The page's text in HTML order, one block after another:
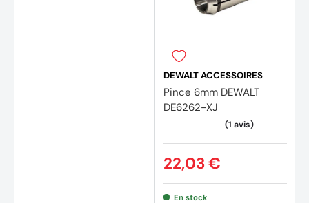
DEWALT ACCESSOIRES
Pince 6mm DEWALT
DE6262-XJ
22,03 €
En stock